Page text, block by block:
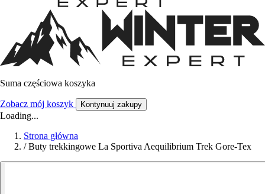
Suma częściowa koszyka
Zobacz mój koszyk Kontynuuj zakupy
Loading...
Strona główna
/ Buty trekkingowe La Sportiva Aequilibrium Trek Gore-Tex